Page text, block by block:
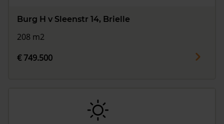
Burg H v Sleenstr 14, Brielle
208 m2
€ 749.500